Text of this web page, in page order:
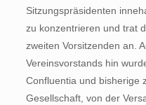
Sitzungspräsidenten
zu konzentrieren und trat
zweiten Vorsitzenden an.
Vereinsvorstands hin
Confluentia und bisherige
Gesellschaft, von der